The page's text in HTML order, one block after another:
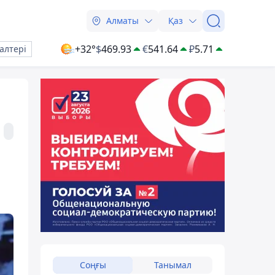
Алматы Қаз
+32°$469.93 €541.64 ₽5.71
Соңғы Танымал